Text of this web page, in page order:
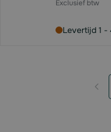
Levertijd 1 -